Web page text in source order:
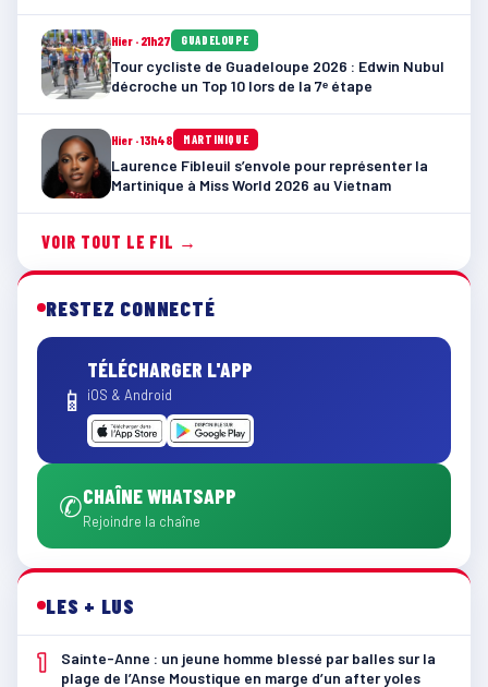
Hier · 21h27 GUADELOUPE
Tour cycliste de Guadeloupe 2026 : Edwin Nubul
décroche un Top 10 lors de la 7ᵉ étape
Hier · 13h48 MARTINIQUE
Laurence Fibleuil s’envole pour représenter la
Martinique à Miss World 2026 au Vietnam
VOIR TOUT LE FIL →
RESTEZ CONNECTÉ
📱
TÉLÉCHARGER L'APP
iOS & Android
✆CHAÎNE WHATSAPP
Rejoindre la chaîne
LES + LUS
1
Sainte-Anne : un jeune homme blessé par balles sur la
plage de l’Anse Moustique en marge d’un after yoles